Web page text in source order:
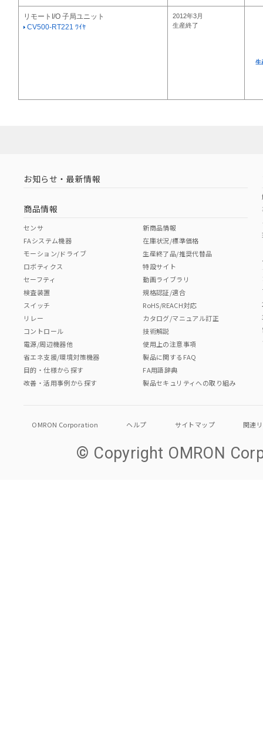
リモートI/O 子局ユニット
CV500-RT221 ﾜｲﾔ
2012年3月
生産終了
生
お知らせ・最新情報
商品情報
センサ
FAシステム機器
モーション/ドライブ
ロボティクス
セーフティ
検査装置
スイッチ
リレー
コントロール
電源/周辺機器他
省エネ支援/環境対策機器
目的・仕様から探す
改善・活用事例から探す
新商品情報
在庫状況/標準価格
生産終了品/推奨代替品
特設サイト
動画ライブラリ
規格認証/適合
RoHS/REACH対応
カタログ/マニュアル訂正
技術解説
使用上の注意事項
製品に関するFAQ
FA用語辞典
製品セキュリティへの取り組み
OMRON Corporation ヘルプ サイトマップ 関連
© Copyright OMRON